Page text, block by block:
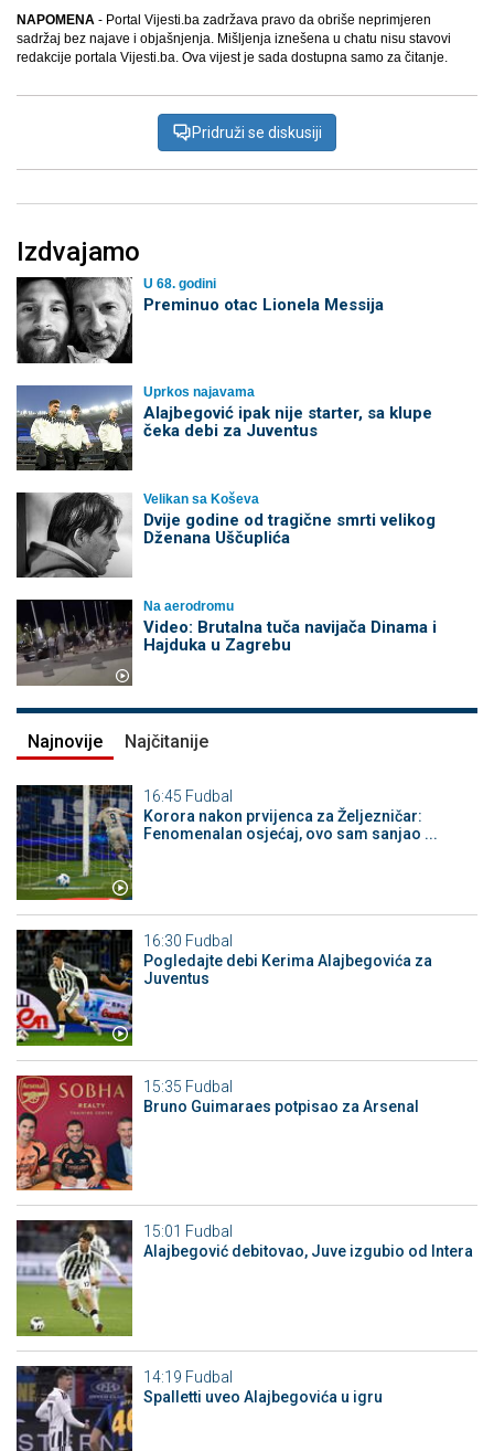
NAPOMENA - Portal Vijesti.ba zadržava pravo da obriše neprimjeren
sadržaj bez najave i objašnjenja. Mišljenja iznešena u chatu nisu stavovi
redakcije portala Vijesti.ba. Ova vijest je sada dostupna samo za čitanje.
Pridruži se diskusiji
Izdvajamo
U 68. godini
Preminuo otac Lionela Messija
Uprkos najavama
Alajbegović ipak nije starter, sa klupe
čeka debi za Juventus
Velikan sa Koševa
Dvije godine od tragične smrti velikog
Dženana Uščuplića
Na aerodromu
Video: Brutalna tuča navijača Dinama i
Hajduka u Zagrebu
Najnovije Najčitanije
16:45 Fudbal
Korora nakon prvijenca za Željezničar:
Fenomenalan osjećaj, ovo sam sanjao ...
16:30 Fudbal
Pogledajte debi Kerima Alajbegovića za
Juventus
15:35 Fudbal
Bruno Guimaraes potpisao za Arsenal
15:01 Fudbal
Alajbegović debitovao, Juve izgubio od Intera
14:19 Fudbal
Spalletti uveo Alajbegovića u igru